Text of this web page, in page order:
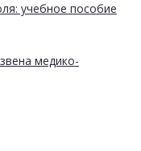
учебное пособие
медико-